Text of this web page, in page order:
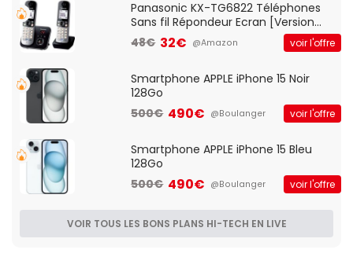
Panasonic KX-TG6822 Téléphones
Sans fil Répondeur Ecran [Version
Française]
48€ 32€ @Amazon voir l'offre
Smartphone APPLE iPhone 15 Noir
128Go
500€ 490€ @Boulanger voir l'offre
Smartphone APPLE iPhone 15 Bleu
128Go
500€ 490€ @Boulanger voir l'offre
VOIR TOUS LES BONS PLANS HI-TECH EN LIVE